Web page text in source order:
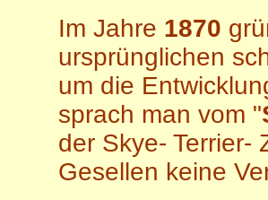
Im Jahre 1870
ursprünglichen
um die
sprach man vom "
der Skye- Terrier-
Gesellen keine